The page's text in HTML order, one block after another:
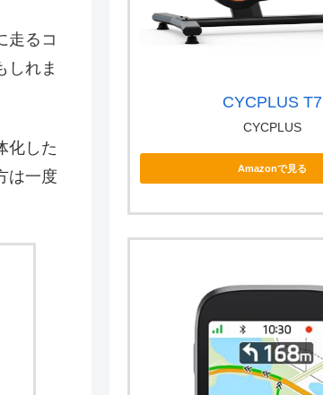
走るコ
しれま
化した
は一度
CYCPLUS T7
CYCPLUS
Amazonで見る